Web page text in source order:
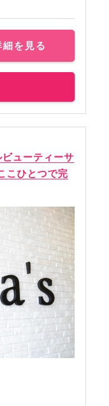
細を見る
ビューティーサ
こひとつで完